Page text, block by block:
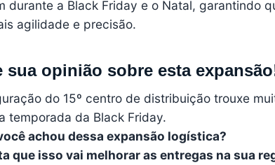
durante a Black Friday e o Natal, garantindo
agilidade e precisão.
sua opinião sobre esta
do 15º centro de distribuição trouxe
temporada da Black Friday.
achou dessa expansão logística?
que isso vai melhorar as entregas na sua